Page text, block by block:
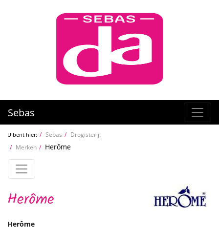
Sebas
U bent hier: Sebas
Drogisterij:
Merken
Herôme
Herôme
Herôme